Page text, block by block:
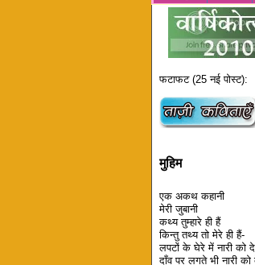
फटाफट (25 नई पोस्ट):
मुहिम
एक अकथ कहानी
मेरी जुबानी
कथ्य तुम्हारे ही हैं
किन्तु तथ्य तो मेरे ही हैं-
लपटों के घेरे में नारी को
दाँव पर लगते भी नारी